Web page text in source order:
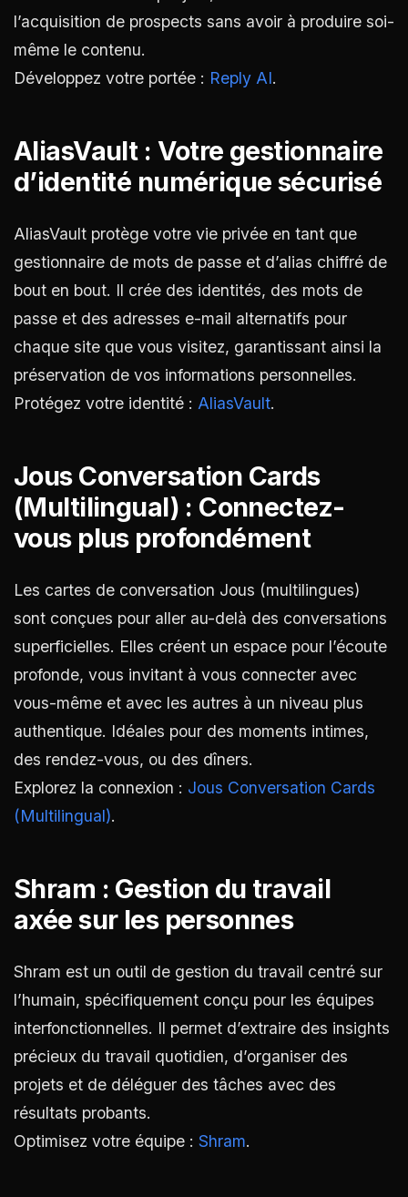
l’acquisition de prospects sans avoir à produire soi-
même le contenu.
Développez votre portée : Reply AI.
AliasVault : Votre gestionnaire
d’identité numérique sécurisé
AliasVault protège votre vie privée en tant que
gestionnaire de mots de passe et d’alias chiffré de
bout en bout. Il crée des identités, des mots de
passe et des adresses e-mail alternatifs pour
chaque site que vous visitez, garantissant ainsi la
préservation de vos informations personnelles.
Protégez votre identité : AliasVault.
Jous Conversation Cards
(Multilingual) : Connectez-
vous plus profondément
Les cartes de conversation Jous (multilingues)
sont conçues pour aller au-delà des conversations
superficielles. Elles créent un espace pour l’écoute
profonde, vous invitant à vous connecter avec
vous-même et avec les autres à un niveau plus
authentique. Idéales pour des moments intimes,
des rendez-vous, ou des dîners.
Explorez la connexion : Jous Conversation Cards
(Multilingual).
Shram : Gestion du travail
axée sur les personnes
Shram est un outil de gestion du travail centré sur
l’humain, spécifiquement conçu pour les équipes
interfonctionnelles. Il permet d’extraire des insights
précieux du travail quotidien, d’organiser des
projets et de déléguer des tâches avec des
résultats probants.
Optimisez votre équipe : Shram.